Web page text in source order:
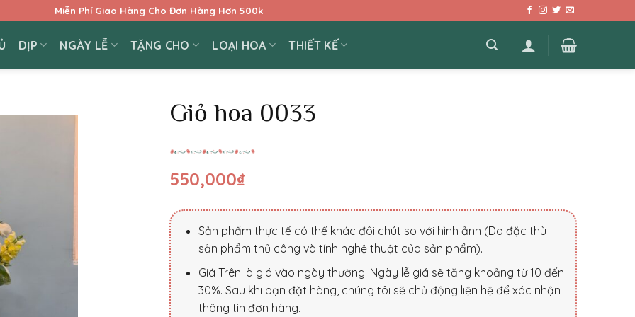
Miễn Phí Giao Hàng Cho Đơn Hàng Hơn 500k
DỊP NGÀY LỄ TẶNG CHO LOẠI HOA THIẾT KẾ
Giỏ hoa 0033
550,000₫
Sản phẩm thực tế có thể khác đôi chút so với hình ảnh (Do đặc thù
sản phẩm thủ công và tính nghệ thuật của sản phẩm).
Giá Trên là giá vào ngày thường. Ngày lễ giá sẽ tăng khoảng từ 10 đến
30%. Sau khi bạn đặt hàng, chúng tôi sẽ chủ động liện hệ để xác nhận
thông tin đơn hàng.